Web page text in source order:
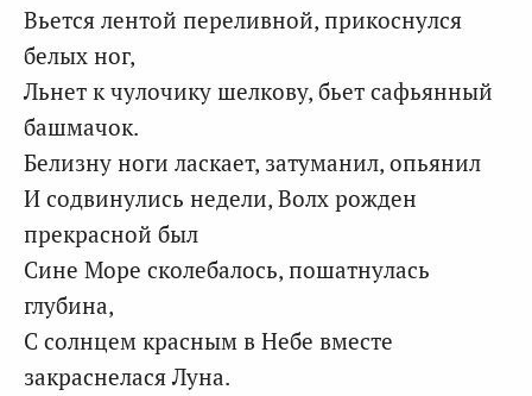
Вьется лентой переливной, прикоснулся
белых ног,
Льнет к чулочику шелкову, бьет сафьянный
башмачок.
Белизну ноги ласкает, затуманил, опьянил
И содвинулись недели, Волх рожден
прекрасной был
Сине Море сколебалось, пошатнулась
глубина,
С солнцем красным в Небе вместе
закраснелася Луна.